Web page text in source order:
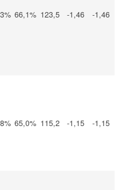
66,1% 123,5 -1,46 -1,46
65,0% 115,2 -1,15 -1,15